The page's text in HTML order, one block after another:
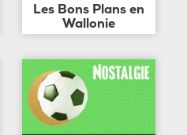
Les Bons Plans en
Wallonie